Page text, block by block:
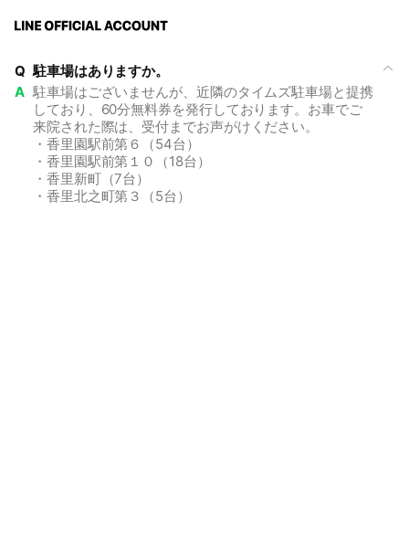
Q 駐車場はありますか。
A 駐車場はございませんが、近隣のタイムズ駐車場と提携
しており、60分無料券を発行しております。お車でご
来院された際は、受付までお声がけください。
・香里園駅前第６（54台）
・香里園駅前第１０（18台）
・香里新町（7台）
・香里北之町第３（5台）